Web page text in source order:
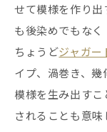
せて模様を作り
も後染めでもな
ちょうどジャガー
イプ、渦巻き、
模様を生み出す
されることも意味